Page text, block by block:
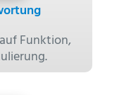
Funktion,